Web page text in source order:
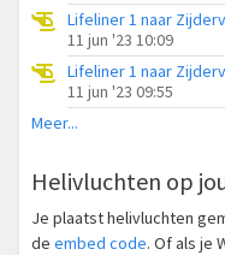
Lifeliner 1 naar
11 jun '23 10:09
Lifeliner 1 naar
11 jun '23 09:55
Meer...
Helivluchten op
Je plaatst helivluchten
de embed code. Of als je